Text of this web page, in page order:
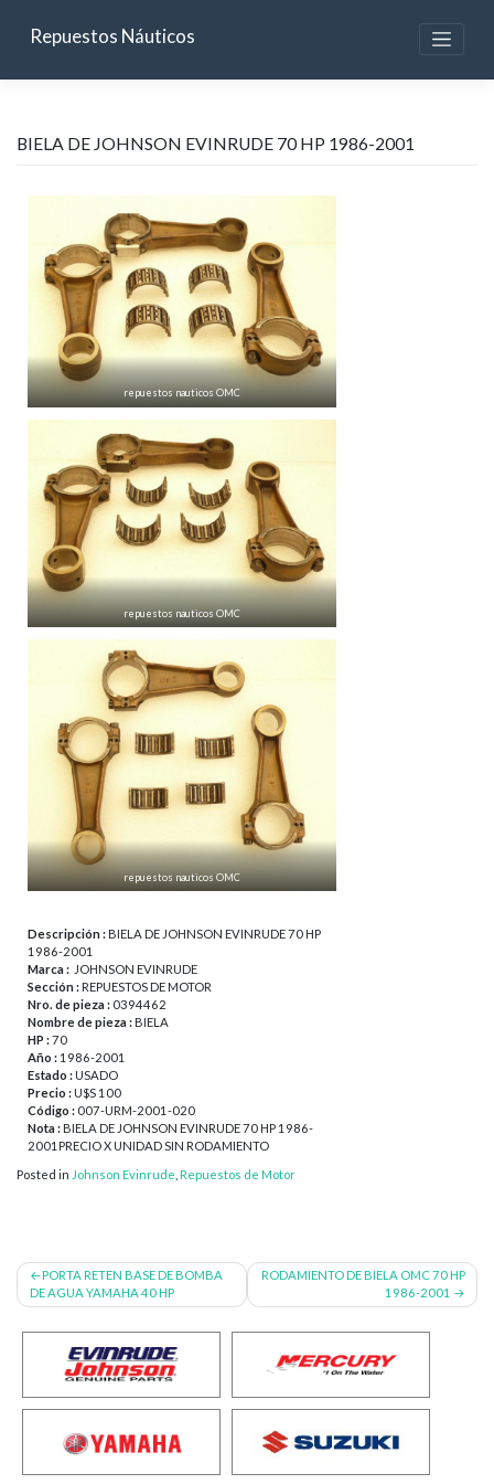
contentRepuestos Náuticos
BIELA DE JOHNSON EVINRUDE 70 HP 1986-2001
repuestos nauticos OMC
repuestos nauticos OMC
repuestos nauticos OMC
Descripción :BIELA DE JOHNSON EVINRUDE 70 HP
1986-2001
Marca : JOHNSON EVINRUDE
Sección :REPUESTOS DE MOTOR
Nro. de pieza : 0394462
Nombre de pieza :BIELA
HP :70
Año : 1986-2001
Estado :USADO
Precio :U$S 100
Código : 007-URM-2001-020
Nota :BIELA DE JOHNSON EVINRUDE 70 HP 1986-
2001PRECIO X UNIDAD SIN RODAMIENTO
Posted in Johnson Evinrude Repuestos de Motor
Navegación
de
entradas
PORTA RETEN BASE DE BOMBA
DE AGUA YAMAHA 40 HP
RODAMIENTO DE BIELA OMC 70 HP
1986-2001